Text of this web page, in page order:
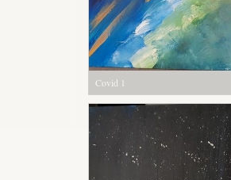
Covid 1